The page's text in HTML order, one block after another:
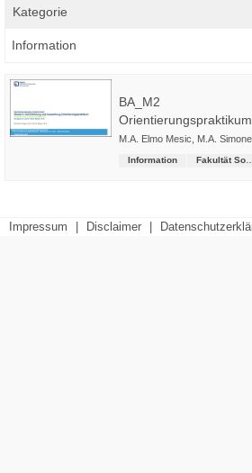
Kategorie
Information
BA_M2
Orientierungspraktikum
M.A. Elmo Mesic M.A.
Information
Impressum Disclaimer